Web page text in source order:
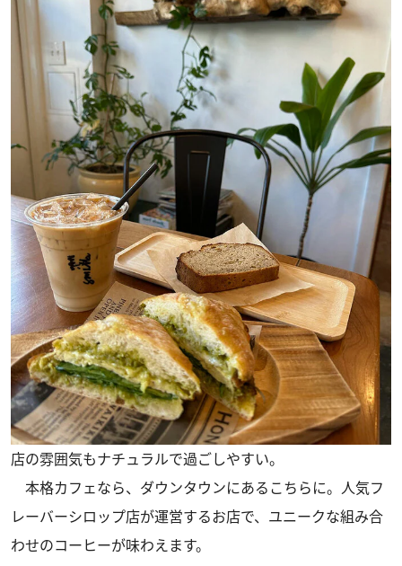
店の雰囲気もナチュラルで過ごしやすい。
本格カフェなら、ダウンタウンにあるこちらに。人気フ
レーバーシロップ店が運営するお店で、ユニークな組み合
わせのコーヒーが味わえます。